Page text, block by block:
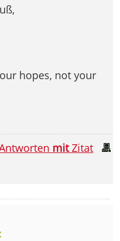
hopes, not your
mitZitat